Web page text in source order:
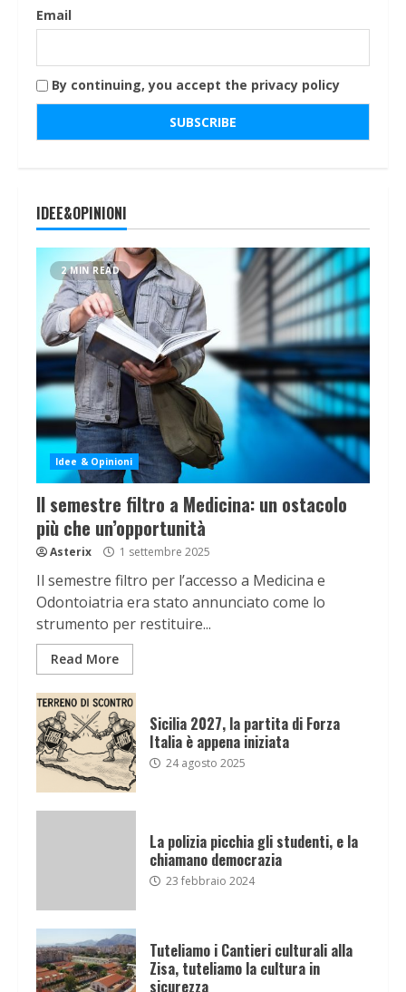
Email
By continuing, you accept the privacy policy
IDEE&OPINIONI
2 MIN READ
Idee & Opinioni
Il semestre filtro a Medicina: un ostacolo
più che un’opportunità
Asterix 1 settembre 2025
Il semestre filtro per l’accesso a Medicina e
Odontoiatria era stato annunciato come lo
strumento per restituire...
Read More
Sicilia 2027, la partita di Forza
Italia è appena iniziata
24 agosto 2025
La polizia picchia gli studenti, e la
chiamano democrazia
23 febbraio 2024
Tuteliamo i Cantieri culturali alla
Zisa, tuteliamo la cultura in
sicurezza